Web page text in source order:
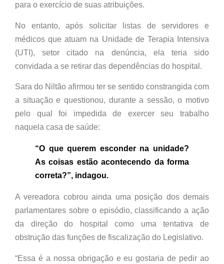
para o exercício de suas atribuições.
No entanto, após solicitar listas de servidores e
médicos que atuam na Unidade de Terapia Intensiva
(UTI), setor citado na denúncia, ela teria sido
convidada a se retirar das dependências do hospital.
Sara do Niltão afirmou ter se sentido constrangida com
a situação e questionou, durante a sessão, o motivo
pelo qual foi impedida de exercer seu trabalho
naquela casa de saúde:
“O que querem esconder na unidade?
As coisas estão acontecendo da forma
correta?”, indagou.
A vereadora cobrou ainda uma posição dos demais
parlamentares sobre o episódio, classificando a ação
da direção do hospital como uma tentativa de
obstrução das funções de fiscalização do Legislativo.
“Essa é a nossa obrigação e eu gostaria de pedir ao